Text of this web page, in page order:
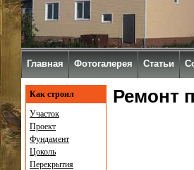
Ремонт
Как строил
Участок
Проект
Фундамент
Цоколь
Перекрытия
Главная Фотогалерея Статьи